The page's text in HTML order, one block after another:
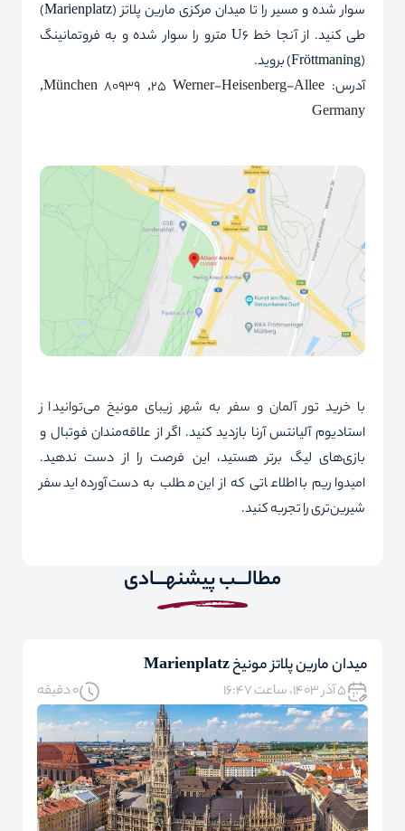
سوار شده و مسیر را تا میدان مرکزی مارین پلاتز (Marienplatz
)
طی کنید. از آنجا خط U6 مترو را سوار شده و به فروتمانینگ
(
Fröttmaning) بروید.
آدرس: Werner-Heisenberg-Allee
München
,
Germany
با خرید تور آلمان و سفر به شهر زیبای مونیخ می‌توانیداز
استادیوم آلیانتس آرنا بازدید کنید. اگر از علاقه‌مندان فوتبال و
بازی‌های لیگ برتر ‌هستید، این فرصت را از دست ندهید.
امیدواریم با اطلاعاتی که از این مطلب به دست آورده‌اید سفر
شیرین‌تری را تجربه کنید.
مطالـــب پیشنهـــادی
میدان مارین پلاتز مونیخ Marienplatz
۵ آذر ۱۴۰۳، ساعت ۱۶:۴۷ 0 دقیقه